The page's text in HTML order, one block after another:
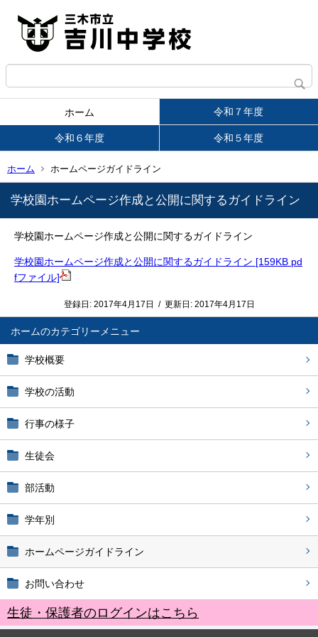
ホーム 令和７年度
令和６年度 令和５年度
ホーム ホームページガイドライン
ホーム
学校概要
学校の活動
行事の様子
生徒会
部活動
学年別
ホームページガイドライン
お問い合わせ
生徒・保護者のログインはこちら
学校園ホームページ作成と公開に関するガイドライン
学校園ホームページ作成と公開に関するガイドライン
学校園ホームページ作成と公開に関するガイドライン [159KB pd
fファイル]
登録日: 2017年4月17日 / 更新日: 2017年4月17日